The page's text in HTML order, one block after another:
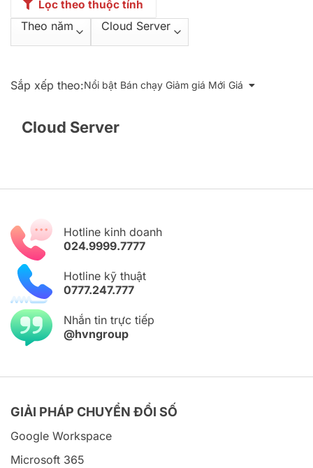
Lọc theo thuộc tính
Sắp xếp theo:Nổi bật Bán chạy Giảm giá Mới Giá
Cloud Server
Hotline kinh doanh
024.9999.7777
Hotline kỹ thuật
0777.247.777
Nhắn tin trực tiếp
@hvngroup
GIẢI PHÁP CHUYỂN ĐỔI SỐ
Google Workspace
Microsoft 365